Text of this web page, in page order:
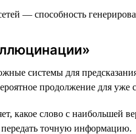
— способность
системы для
продолжение для уже
какое слово с наибольшей
передать точную информацию.